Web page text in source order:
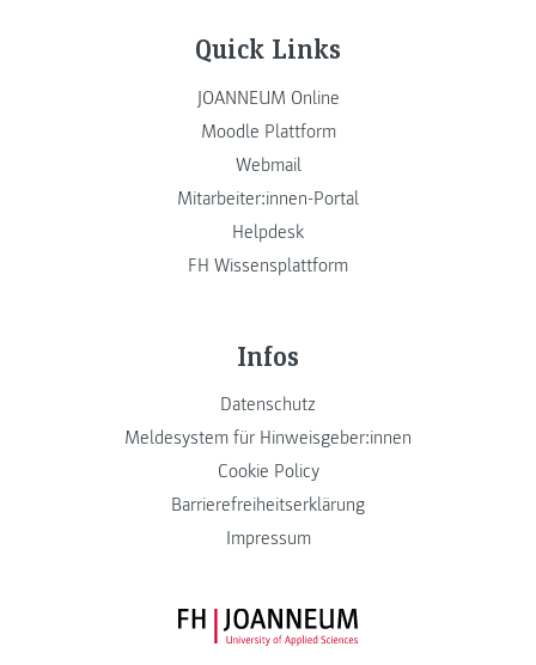
Quick Links
JOANNEUM Online
Moodle Plattform
Webmail
Mitarbeiter:innen-Portal
Helpdesk
FH Wissensplattform
Infos
Datenschutz
Meldesystem für Hinweisgeber:innen
Cookie Policy
Barrierefreiheitserklärung
Impressum
FH JOANNEUM Logo